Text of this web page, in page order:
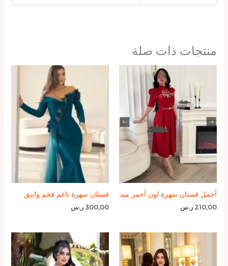
منتجات ذات صلة
أجمل فستان سهرة لون أحمر ميد
210,00 ر.س
فستان سهرة ناعم فخم وانيق
300,00 ر.س